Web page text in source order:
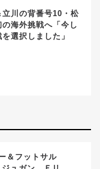
立川の背番号10・松
海外挑戦へ「今し
選択しました」
＆フットサル